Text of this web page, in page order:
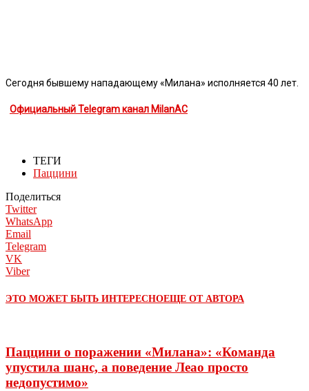
Сегодня бывшему нападающему «Милана» исполняется 40 лет.
Официальный Telegram канал MilanAC
ТЕГИ
Паццини
Поделиться
Twitter
WhatsApp
Email
Telegram
VK
Viber
ЭТО МОЖЕТ БЫТЬ ИНТЕРЕСНОЕЩЕ ОТ АВТОРА
Паццини о поражении «Милана»: «Команда
упустила шанс, а поведение Леао просто
недопустимо»